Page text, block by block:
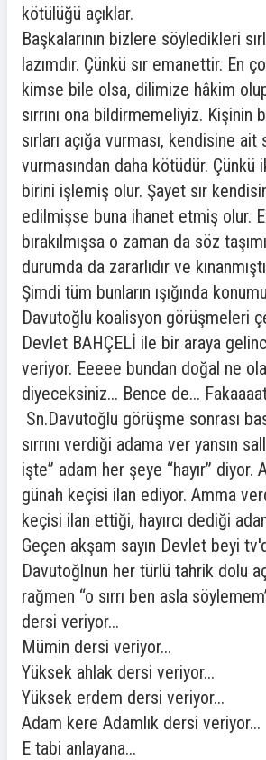
kötülüğü açıklar.
Başkalarının bizlere söyledikleri
lazımdır. Çünkü sır emanettir. En
kimse bile olsa, dilimize hâkim
sırrını ona bildirmemeliyiz. Kişinin
sırları açığa vurması, kendisine ait
vurmasından daha kötüdür. Çünkü
birini işlemiş olur. Şayet sır
edilmişse buna ihanet etmiş olur.
bırakılmışsa o zaman da söz
durumda da zararlıdır ve
Şimdi tüm bunların ışığında
Davutoğlu koalisyon görüşmeleri
Devlet BAHÇELİ ile bir araya
veriyor. Eeeee bundan doğal ne
diyeceksiniz... Bence de...
Sn.Davutoğlu görüşme sonrası
sırrını verdiği adama ver yansın
işte” adam her şeye “hayır” diyor.
günah keçisi ilan ediyor. Amma
keçisi ilan ettiği, hayırcı dediği
Geçen akşam sayın Devlet beyi
Davutoğlnun her türlü tahrik dolu
rağmen “o sırrı ben asla
dersi veriyor...
Mümin dersi veriyor...
Yüksek ahlak dersi veriyor...
Yüksek erdem dersi veriyor...
Adam kere Adamlık dersi veriyor...
E tabi anlayana...